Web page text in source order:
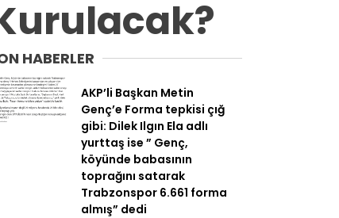
HABERLER
AKP’li Başkan Metin
Genç’e Forma tepkisi çığ
gibi: Dilek Ilgın Ela adlı
yurttaş ise ” Genç,
köyünde babasının
toprağını satarak
Trabzonspor 6.661 forma
almış” dedi